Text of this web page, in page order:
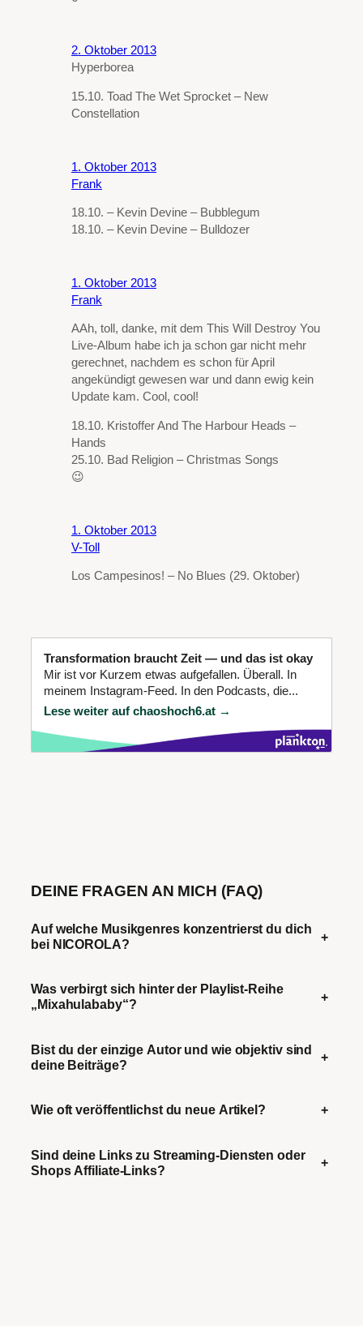
2. Oktober 2013
Hyperborea
15.10. Toad The Wet Sprocket – New
Constellation
1. Oktober 2013
Frank
18.10. – Kevin Devine – Bubblegum
18.10. – Kevin Devine – Bulldozer
1. Oktober 2013
Frank
AAh, toll, danke, mit dem This Will Destroy You
Live-Album habe ich ja schon gar nicht mehr
gerechnet, nachdem es schon für April
angekündigt gewesen war und dann ewig kein
Update kam. Cool, cool!
18.10. Kristoffer And The Harbour Heads –
Hands
25.10. Bad Religion – Christmas Songs
😉
1. Oktober 2013
V-Toll
Los Campesinos! – No Blues (29. Oktober)
Transformation braucht Zeit — und das ist okay
Mir ist vor Kurzem etwas aufgefallen. Überall. In
meinem Instagram-Feed. In den Podcasts, die...
Lese weiter auf chaoshoch6.at →
DEINE FRAGEN AN MICH (FAQ)
Auf welche Musikgenres konzentrierst du dich
bei NICOROLA?
+
Was verbirgt sich hinter der Playlist-Reihe
„Mixahulababy“?
+
Bist du der einzige Autor und wie objektiv sind
deine Beiträge?
+
Wie oft veröffentlichst du neue Artikel? +
Sind deine Links zu Streaming-Diensten oder
Shops Affiliate-Links?
+